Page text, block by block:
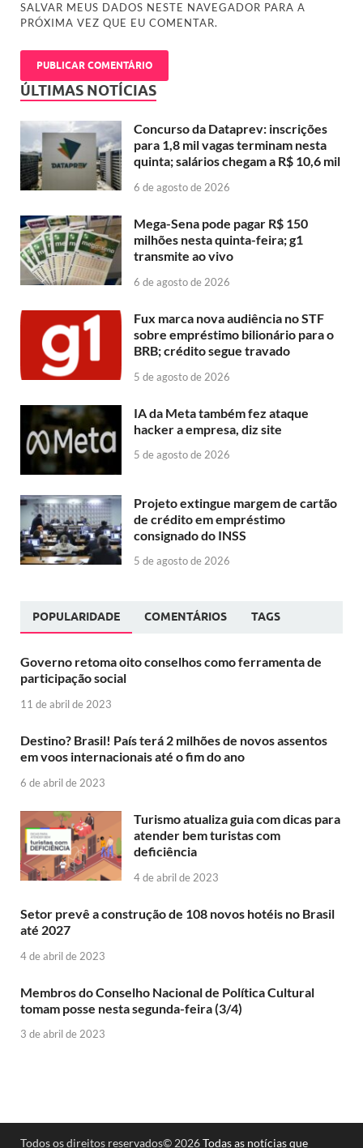
SALVAR MEUS DADOS NESTE NAVEGADOR PARA A
PRÓXIMA VEZ QUE EU COMENTAR.
ÚLTIMAS NOTÍCIAS
Concurso da Dataprev: inscrições
para 1,8 mil vagas terminam nesta
quinta; salários chegam a R$ 10,6 mil
6 de agosto de 2026
Mega-Sena pode pagar R$ 150
milhões nesta quinta-feira; g1
transmite ao vivo
6 de agosto de 2026
Fux marca nova audiência no STF
sobre empréstimo bilionário para o
BRB; crédito segue travado
5 de agosto de 2026
IA da Meta também fez ataque
hacker a empresa, diz site
5 de agosto de 2026
Projeto extingue margem de cartão
de crédito em empréstimo
consignado do INSS
5 de agosto de 2026
POPULARIDADE COMENTÁRIOS TAGS
Governo retoma oito conselhos como ferramenta de
participação social
11 de abril de 2023
Destino? Brasil! País terá 2 milhões de novos assentos
em voos internacionais até o fim do ano
6 de abril de 2023
Turismo atualiza guia com dicas para
atender bem turistas com
deficiência
4 de abril de 2023
Setor prevê a construção de 108 novos hotéis no Brasil
até 2027
4 de abril de 2023
Membros do Conselho Nacional de Política Cultural
tomam posse nesta segunda-feira (3/4)
3 de abril de 2023
Todos os direitos reservados© 2026Todas as notícias que